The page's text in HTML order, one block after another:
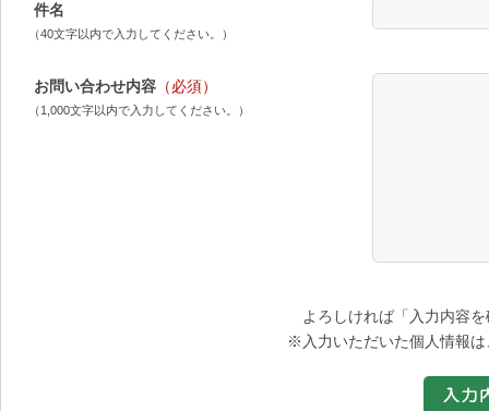
件名
（40文字以内で入力してください。）
お問い合わせ内容 （必須）
（1,000文字以内で入力してください。）
よろしければ「入力内容
※入力いただいた個人情報